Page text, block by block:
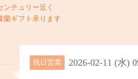
チュリー近く
蘭ギフト承ります
祝日営業 2026-02-11 (水)